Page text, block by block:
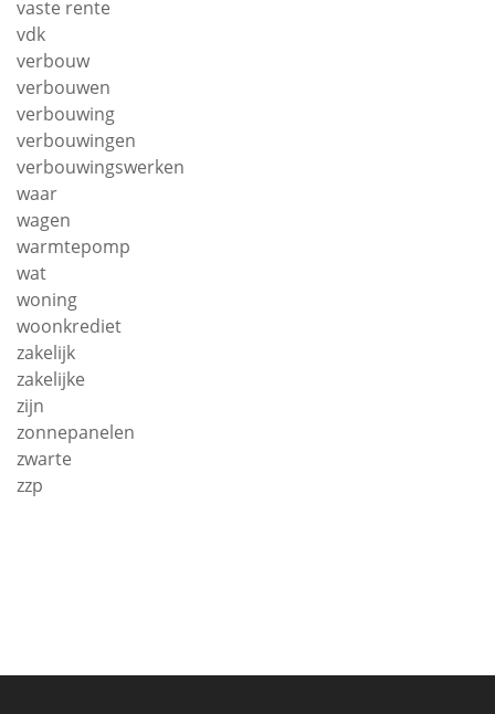
vaste rente
vdk
verbouw
verbouwen
verbouwing
verbouwingen
verbouwingswerken
waar
wagen
warmtepomp
wat
woning
woonkrediet
zakelijk
zakelijke
zijn
zonnepanelen
zwarte
zzp